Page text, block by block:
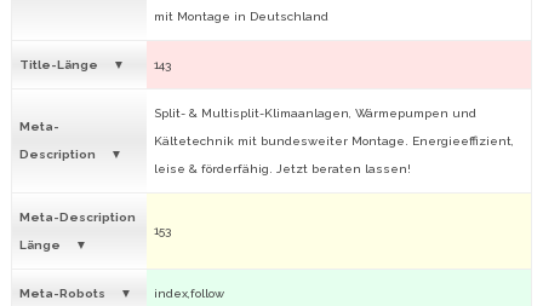
mit Montage in Deutschland
Title-Länge 143
Meta-
Description
Split- & Multisplit-Klimaanlagen, Wärmepumpen und
Kältetechnik mit bundesweiter Montage. Energieeffizient,
leise & förderfähig. Jetzt beraten lassen!
Meta-Description
Länge
153
Meta-Robots index,follow